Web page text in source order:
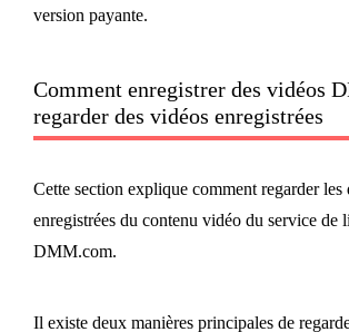
version payante.
Comment enregistrer des vidéos
regarder des vidéos enregistrées
Cette section explique comment regarder les
enregistrées du contenu vidéo du service de
DMM.com.
Il existe deux manières principales de